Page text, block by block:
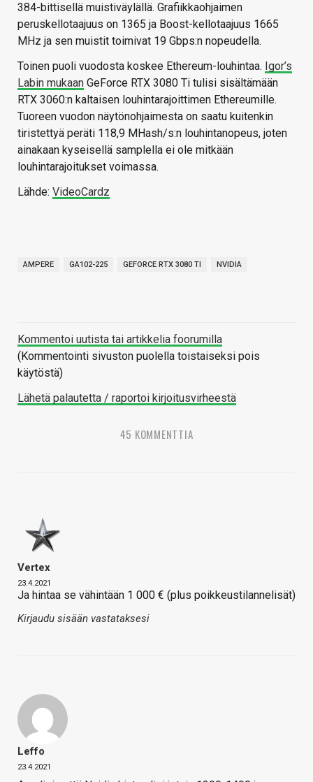
384-bittisellä muistiväylällä. Grafiikkaohjaimen
peruskellotaajuus on 1365 ja Boost-kellotaajuus 1665
MHz ja sen muistit toimivat 19 Gbps:n nopeudella.
Toinen puoli vuodosta koskee Ethereum-louhintaa. Igor’s
Labin mukaan GeForce RTX 3080 Ti tulisi sisältämään
RTX 3060:n kaltaisen louhintarajoittimen Ethereumille.
Tuoreen vuodon näytönohjaimesta on saatu kuitenkin
tiristettyä peräti 118,9 MHash/s:n louhintanopeus, joten
ainakaan kyseisellä samplella ei ole mitkään
louhintarajoitukset voimassa.
Lähde: VideoCardz
AMPERE GA102-225 GEFORCE RTX 3080 TI NVIDIA
Kommentoi uutista tai artikkelia foorumilla
(Kommentointi sivuston puolella toistaiseksi pois
käytöstä)
Lähetä palautetta / raportoi kirjoitusvirheestä
45 KOMMENTTIA
Vertex
23.4.2021
Ja hintaa se vähintään 1 000 € (plus poikkeustilannelisät)
Kirjaudu sisään vastataksesi
Leffo
23.4.2021